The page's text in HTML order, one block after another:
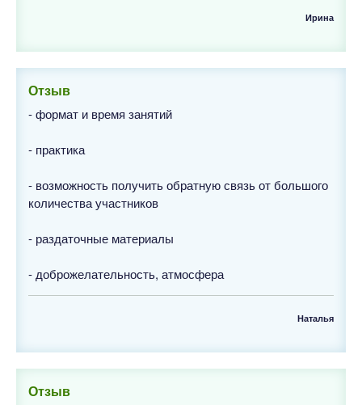
Ирина
Отзыв
- формат и время занятий
- практика
- возможность получить обратную связь от большого
количества участников
- раздаточные материалы
- доброжелательность, атмосфера
Наталья
Отзыв